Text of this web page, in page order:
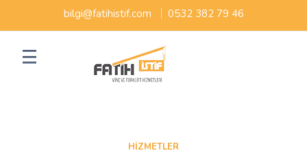
bilgi@fatihistif.com 0532 382 79 46
HIZMETLER